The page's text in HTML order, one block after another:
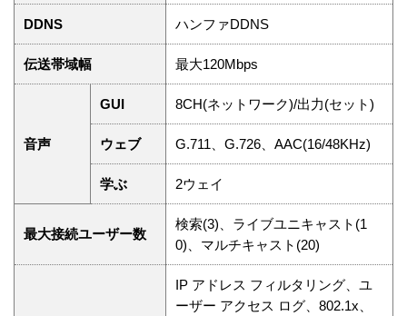
DDNS ハンファDDNS
伝送帯域幅 最大120Mbps
音声
GUI 8CH(ネットワーク)/出力(セット)
ウェブ G.711、G.726、AAC(16/48KHz)
学ぶ 2ウェイ
最大接続ユーザー数
検索(3)、ライブユニキャスト(1
0)、マルチキャスト(20)
IP アドレス フィルタリング、ユ
ーザー アクセス ログ、802.1x、